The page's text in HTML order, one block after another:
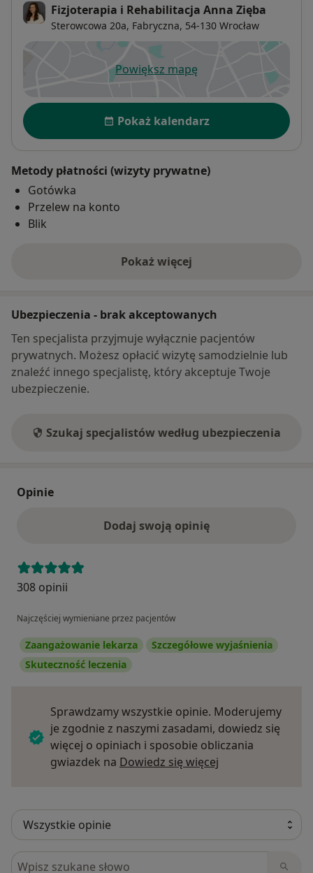
Fizjoterapia i Rehabilitacja Anna Zięba
Sterowcowa 20a, Fabryczna, 54-130 Wrocław
Powiększ mapęotwiera się w nowej karcie
Dostępność
Pokaż kalendarz
Metody płatności (wizyty prywatne)
Gotówka
Przelew na konto
Blik
Pokaż więcej
o adresie
Ubezpieczenia - brak akceptowanych
Ten specjalista przyjmuje wyłącznie pacjentów
prywatnych. Możesz opłacić wizytę samodzielnie lub
znaleźć innego specjalistę, który akceptuje Twoje
ubezpieczenie.
Szukaj specjalistów według ubezpieczenia
Opinie
Dodaj swoją opinię
308 opinii
Najczęściej wymieniane przez pacjentów
Zaangażowanie lekarza
Szczegółowe wyjaśnienia
Skuteczność leczenia
Sprawdzamy wszystkie opinie. Moderujemy
je zgodnie z naszymi zasadami, dowiedz się
więcej o opiniach i sposobie obliczania
gwiazdek na Dowiedz się więcej
Szukaj w opiniach